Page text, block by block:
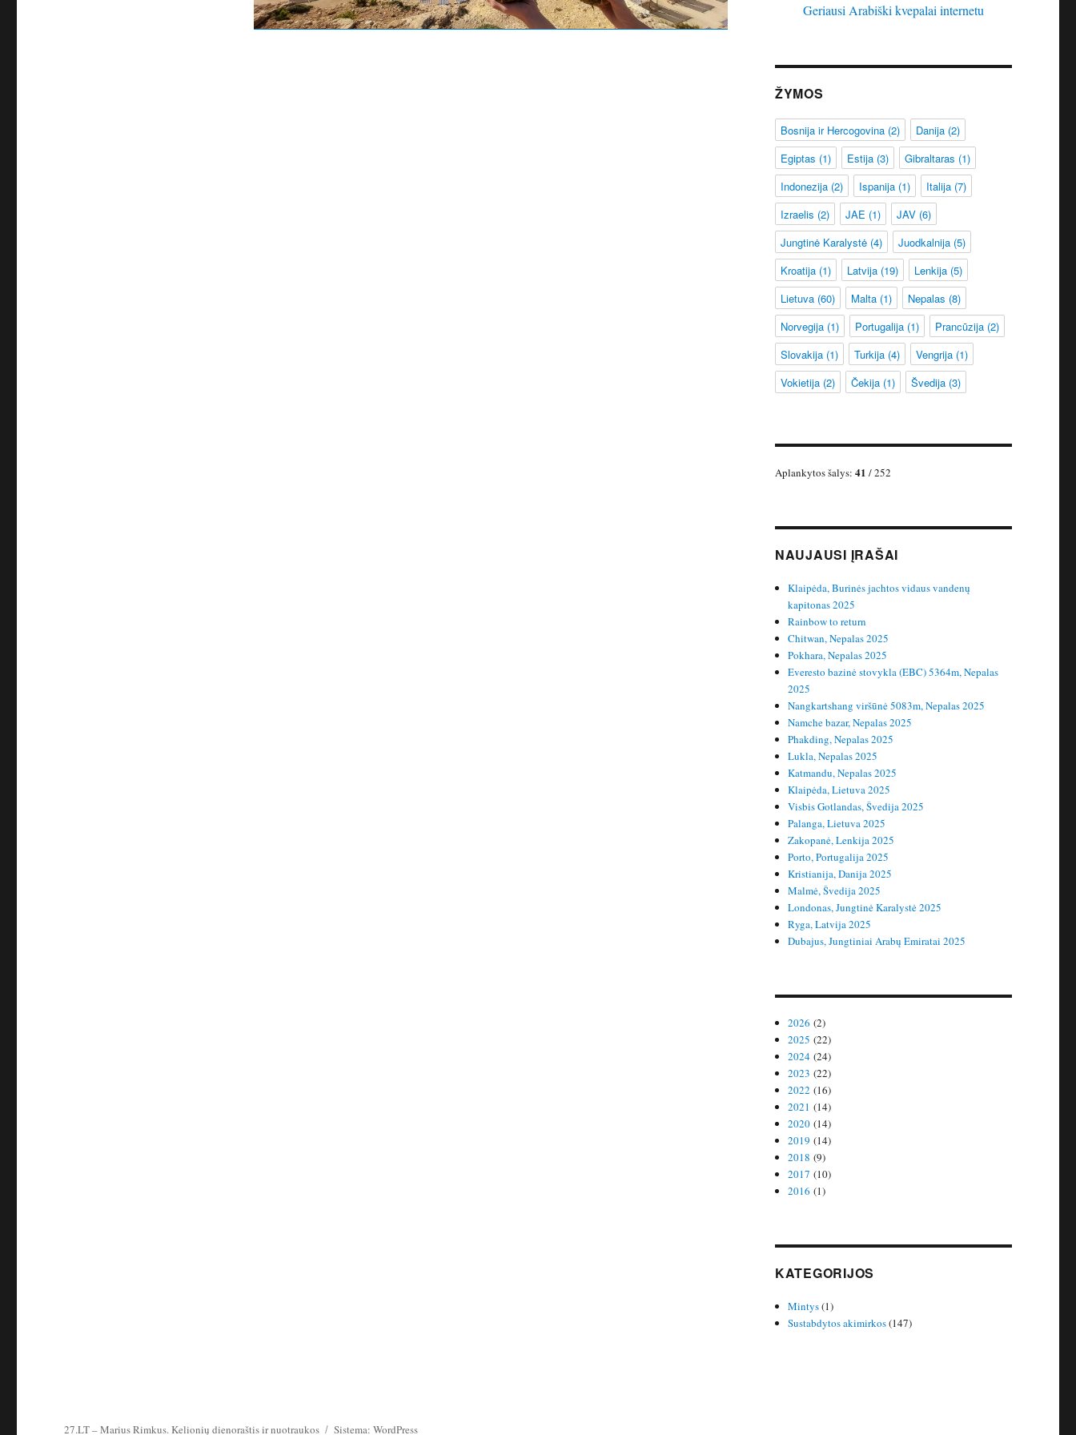
Geriausi Arabiški kvepalai internetu
ŽYMOS
Bosnija ir Hercogovina(2) Danija(2)
Egiptas (1) Estija(3) Gibraltaras (1)
Indonezija(2) Ispanija(1) Italija(7)
Izraelis (2) JAE (1) JAV(6)
Jungtinė Karalystė(4) Juodkalnija(5)
Kroatija(1) Latvija(19) Lenkija(5)
Lietuva(60) Malta(1) Nepalas (8)
Norvegija(1) Portugalija(1) Prancūzija(2)
Slovakija(1) Turkija(4) Vengrija(1)
Vokietija(2) Čekija(1) Švedija(3)
Aplankytos šalys: 41 / 252
NAUJAUSI ĮRAŠAI
Klaipėda, Burinės jachtos vidaus vandenų
kapitonas 2025
Rainbow to return
Chitwan, Nepalas 2025
Pokhara, Nepalas 2025
Everesto bazinė stovykla (EBC) 5364m, Nepalas
2025
Nangkartshang viršūnė 5083m, Nepalas 2025
Namche bazar, Nepalas 2025
Phakding, Nepalas 2025
Lukla, Nepalas 2025
Katmandu, Nepalas 2025
Klaipėda, Lietuva 2025
Visbis Gotlandas, Švedija 2025
Palanga, Lietuva 2025
Zakopanė, Lenkija 2025
Porto, Portugalija 2025
Kristianija, Danija 2025
Malmė, Švedija 2025
Londonas, Jungtinė Karalystė 2025
Ryga, Latvija 2025
Dubajus, Jungtiniai Arabų Emiratai 2025
2026 (2)
2025 (22)
2024 (24)
2023 (22)
2022 (16)
2021 (14)
2020 (14)
2019 (14)
2018 (9)
2017 (10)
2016 (1)
KATEGORIJOS
Mintys(1)
Sustabdytos akimirkos(147)
27.LT – Marius Rimkus. Kelionių dienoraštis ir nuotraukos Sistema: WordPress